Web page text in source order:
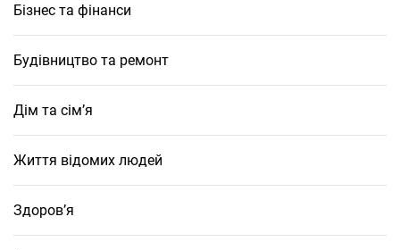
Бізнес та фінанси
Будівництво та ремонт
Дім та сім’я
Життя відомих людей
Здоров’я